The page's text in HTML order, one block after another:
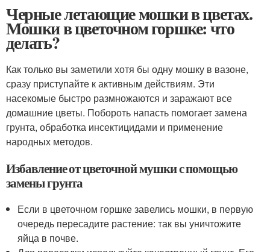
Черные летающие мошки в цветах.
Мошки в цветочном горшке: что
делать?
Как только вы заметили хотя бы одну мошку в вазоне,
сразу приступайте к активным действиям. Эти
насекомые быстро размножаются и заражают все
домашние цветы. Побороть напасть помогает замена
грунта, обработка инсектицидами и применение
народных методов.
Избавление от цветочной мушки с помощью
замены грунта
Если в цветочном горшке завелись мошки, в первую
очередь пересадите растение: так вы уничтожите
яйца в почве.